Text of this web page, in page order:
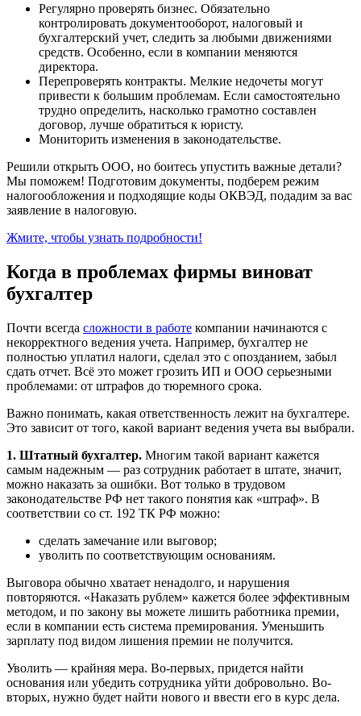
Регулярно проверять бизнес. Обязательно
контролировать документооборот, налоговый и
бухгалтерский учет, следить за любыми движениями
средств. Особенно, если в компании меняются
директора.
Перепроверять контракты. Мелкие недочеты могут
привести к большим проблемам. Если самостоятельно
трудно определить, насколько грамотно составлен
договор, лучше обратиться к юристу.
Мониторить изменения в законодательстве.
Решили открыть ООО, но боитесь упустить важные детали?
Мы поможем! Подготовим документы, подберем режим
налогообложения и подходящие коды ОКВЭД, подадим за вас
заявление в налоговую.
Жмите, чтобы узнать подробности!
Когда в проблемах фирмы виноват
бухгалтер
Почти всегда сложности в работе компании начинаются с
некорректного ведения учета. Например, бухгалтер не
полностью уплатил налоги, сделал это с опозданием, забыл
сдать отчет. Всё это может грозить ИП и ООО серьезными
проблемами: от штрафов до тюремного срока.
Важно понимать, какая ответственность лежит на бухгалтере.
Это зависит от того, какой вариант ведения учета вы выбрали.
1. Штатный бухгалтер. Многим такой вариант кажется
самым надежным — раз сотрудник работает в штате, значит,
можно наказать за ошибки. Вот только в трудовом
законодательстве РФ нет такого понятия как «штраф». В
соответствии со ст. 192 ТК РФ можно:
сделать замечание или выговор;
уволить по соответствующим основаниям.
Выговора обычно хватает ненадолго, и нарушения
повторяются. «Наказать рублем» кажется более эффективным
методом, и по закону вы можете лишить работника премии,
если в компании есть система премирования. Уменьшить
зарплату под видом лишения премии не получится.
Уволить — крайняя мера. Во-первых, придется найти
основания или убедить сотрудника уйти добровольно. Во-
вторых, нужно будет найти нового и ввести его в курс дела.